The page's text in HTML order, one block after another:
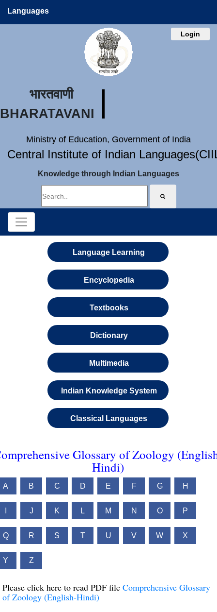
Languages
Login
भारतवाणी
BHARATAVANI
Ministry of Education, Government of India
Central Institute of Indian
Knowledge through Indian Languages
Language Learning
Encyclopedia
Textbooks
Dictionary
Multimedia
Indian Knowledge System
Classical Languages
Glossary of Zoology
Hindi)
A B C D E F G H
J K L M N O P
Q R S T U V W X
Y Z
Please click here to read PDF file Comprehensive Glossary
of Zoology (English-Hindi)